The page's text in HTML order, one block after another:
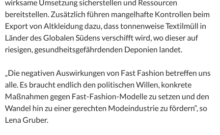
wirksame Umsetzung sicherstellen und Ressourcen
bereitstellen. Zusätzlich führen mangelhafte Kontrollen beim
Export von Altkleidung dazu, dass tonnenweise Textilmüll in
Länder des Globalen Südens verschifft wird, wo dieser auf
riesigen, gesundheitsgefährdenden Deponien landet.
„Die negativen Auswirkungen von Fast Fashion betreffen uns
alle. Es braucht endlich den politischen Willen, konkrete
Maßnahmen gegen Fast-Fashion-Modelle zu setzen und den
Wandel hin zu einer gerechten Modeindustrie zu fördern“, so
Lena Gruber.